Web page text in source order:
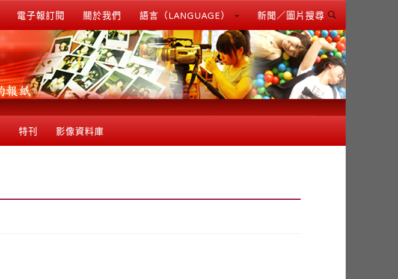
電子報訂閱 關於我們 語言（LANGUAGE） 新聞／圖片搜尋
特刊 影像資料庫